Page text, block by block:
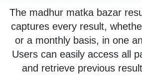
The madhur matka bazar
captures every result,
or a monthly basis, in one
Users can easily access all
and retrieve previous